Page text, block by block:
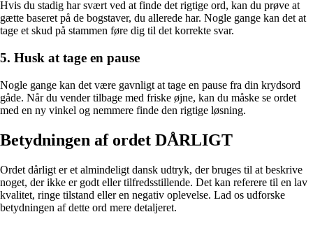
Hvis du stadig har svært ved at finde det rigtige ord, kan du prøve at
gætte baseret på de bogstaver, du allerede har. Nogle gange kan det at
tage et skud på stammen føre dig til det korrekte svar.
5. Husk at tage en pause
Nogle gange kan det være gavnligt at tage en pause fra din krydsord
gåde. Når du vender tilbage med friske øjne, kan du måske se ordet
med en ny vinkel og nemmere finde den rigtige løsning.
Betydningen af ordet DÅRLIGT
Ordet dårligt er et almindeligt dansk udtryk, der bruges til at beskrive
noget, der ikke er godt eller tilfredsstillende. Det kan referere til en lav
kvalitet, ringe tilstand eller en negativ oplevelse. Lad os udforske
betydningen af dette ord mere detaljeret.